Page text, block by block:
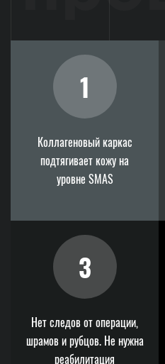
1
Коллагеновый каркас
подтягивает кожу на
уровне SMAS
3
Нет следов от операции,
шрамов и рубцов. Не нужна
реабилитация